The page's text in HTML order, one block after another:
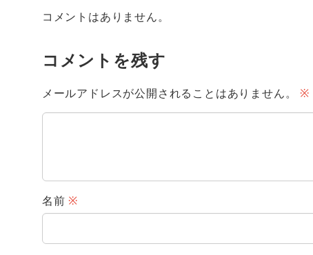
コメントはありません。
コメントを残す
メールアドレスが公開されることはありません。 ※
名前 ※